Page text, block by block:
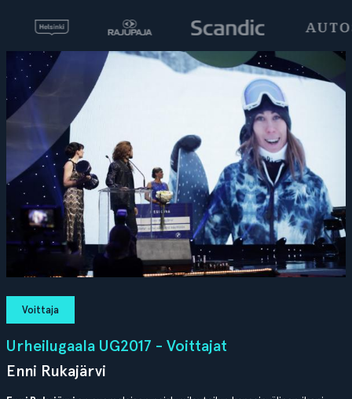
Voittaja
Urheilugaala UG2017 - Voittajat
Enni Rukajärvi